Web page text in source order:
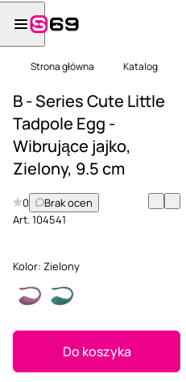
Strona główna Katalog
B - Series Cute Little
Tadpole Egg -
Wibrujące jajko,
Zielony, 9.5 cm
0
Brak ocen
Art.104541
Kolor: Zielony
Do koszyka